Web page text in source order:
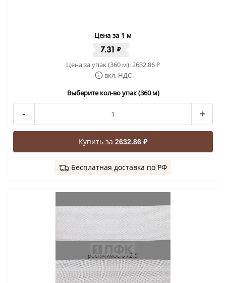
Цена за 1 м
7.31 ₽
Цена за упак (360 м):2632.86₽
вкл. НДС
Выберите кол-во упак (360 м)
- +
Купить за 2632.86 ₽
Бесплатная доставка по РФ